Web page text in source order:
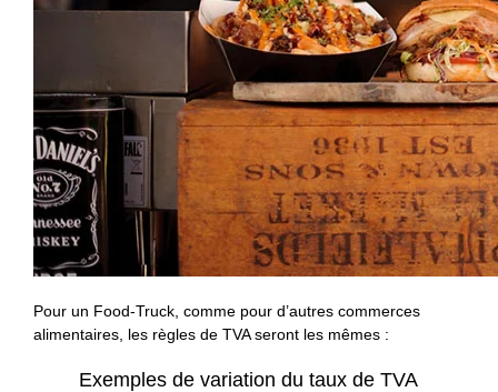
Pour un Food-Truck, comme pour d’autres commerces
alimentaires, les règles de TVA seront les mêmes :
Exemples de variation du taux de TVA